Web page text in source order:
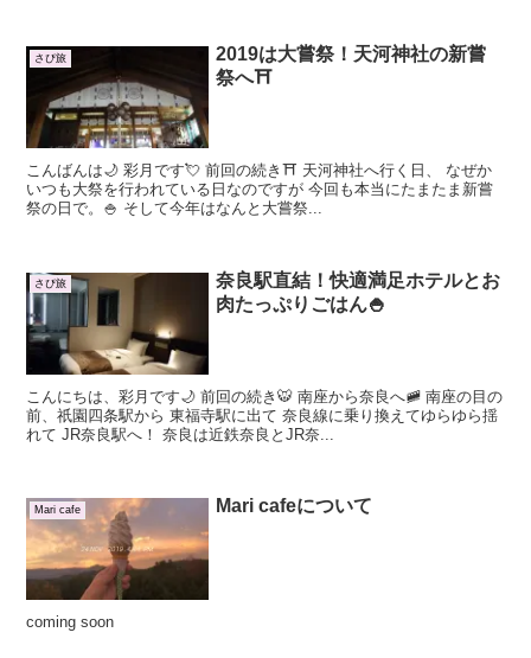
さぴ旅
2019は大嘗祭！天河神社の新嘗
祭へ⛩
こんばんは🌙 彩月です💘 前回の続き⛩ 天河神社へ行く日、 なぜか
いつも大祭を行われている日なのですが 今回も本当にたまたま新嘗
祭の日で。🍚 そして今年はなんと大嘗祭...
さぴ旅
奈良駅直結！快適満足ホテルとお
肉たっぷりごはん🍚
こんにちは、彩月です🌙 前回の続き🐯 南座から奈良へ🚞 南座の目の
前、祇園四条駅から 東福寺駅に出て 奈良線に乗り換えてゆらゆら揺
れて JR奈良駅へ！ 奈良は近鉄奈良とJR奈...
Mari cafe Mari cafeについて
coming soon